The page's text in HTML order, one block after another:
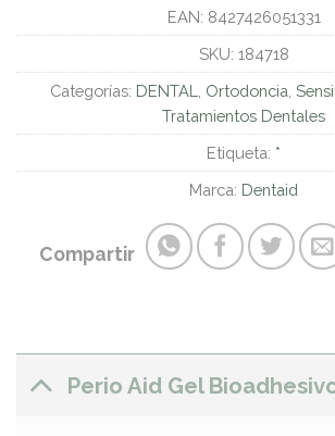
EAN: 8427426051331
SKU: 184718
Categorías: DENTAL Ortodoncia
Tratamientos Dentales
Etiqueta: *
Marca: Dentaid
Compartir
Perio Aid Gel